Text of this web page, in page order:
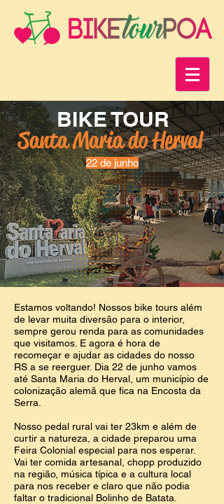
BIKE TOUR
Santa Maria do Herval
22 de junho
Estamos voltando! Nossos bike tours além
de levar muita diversão para o interior,
sempre gerou renda para as comunidades
que visitamos. E agora é hora de
recomeçar e ajudar as cidades do nosso
RS a se reerguer. Dia 22 de junho vamos
até Santa Maria do Herval, um município de
colonização alemã que fica na Encosta da
Serra.
Nosso pedal rural vai ter 23km e além de
curtir a natureza, a cidade preparou uma
Feira Colonial especial para nos esperar.
Vai ter comida artesanal, chopp produzido
na região, música típica e a cultura local
para nos receber e claro que não podia
faltar o tradicional Bolinho de Batata.